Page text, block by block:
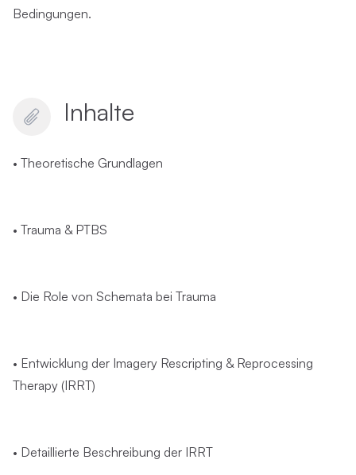
Bedingungen.
Inhalte
• Theoretische Grundlagen
• Trauma & PTBS
• Die Role von Schemata bei Trauma
• Entwicklung der Imagery Rescripting & Reprocessing
Therapy (IRRT)
• Detaillierte Beschreibung der IRRT